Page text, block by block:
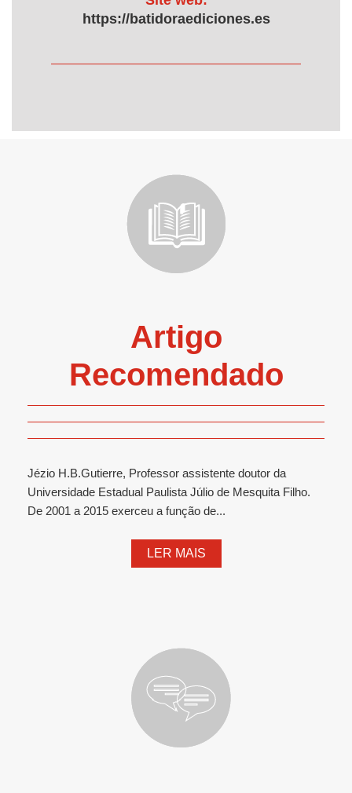
https://batidoraediciones.es
Artigo
Recomendado
Jézio H.B.Gutierre, Professor assistente doutor da
Universidade Estadual Paulista Júlio de Mesquita Filho.
De 2001 a 2015 exerceu a função de...
LER MAIS